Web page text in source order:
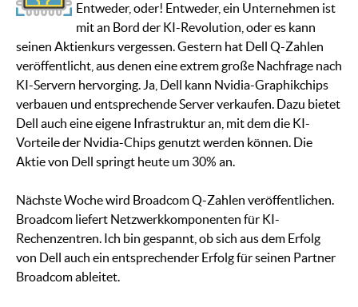
Entweder, oder! Entweder, ein Unternehmen ist
mit an Bord der KI-Revolution, oder es kann
seinen Aktienkurs vergessen. Gestern hat Dell Q-Zahlen
veröffentlicht, aus denen eine extrem große Nachfrage nach
KI-Servern hervorging. Ja, Dell kann Nvidia-Graphikchips
verbauen und entsprechende Server verkaufen. Dazu bietet
Dell auch eine eigene Infrastruktur an, mit dem die KI-
Vorteile der Nvidia-Chips genutzt werden können. Die
Aktie von Dell springt heute um 30% an.
Nächste Woche wird Broadcom Q-Zahlen veröffentlichen.
Broadcom liefert Netzwerkkomponenten für KI-
Rechenzentren. Ich bin gespannt, ob sich aus dem Erfolg
von Dell auch ein entsprechender Erfolg für seinen Partner
Broadcom ableitet.